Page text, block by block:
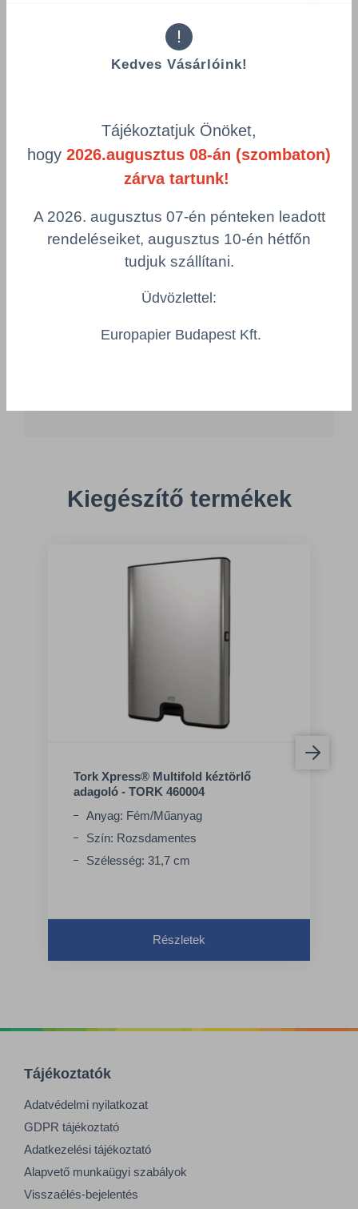
Tork Xpress® tömörített soft multifold
TORK/100888/KTN
Hosszúság
fehér
1 KTN = 12 csomag
Kiegészítő termékek
Tork Xpress® Multifold kéztörlő
adagoló - TORK 460004
Anyag: Fém/Műanyag
Szín: Rozsdamentes
Szélesség: 31,7 cm
Részletek
Tájékoztatók
Adatvédelmi nyilatkozat
GDPR tájékoztató
Adatkezelési tájékoztató
Alapvető munkaügyi szabályok
Visszaélés-bejelentés
!
Kedves Vásárlóink!
Tájékoztatjuk Önöket,
hogy 2026.augusztus 08-án (szombaton)
zárva tartunk!
A 2026. augusztus 07-én pénteken leadott
rendeléseiket, augusztus 10-én hétfőn
tudjuk szállítani.
Üdvözlettel:
Europapier Budapest Kft.